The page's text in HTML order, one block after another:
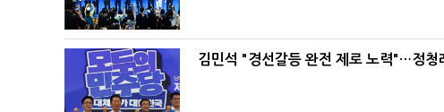
김민석 "경선갈등 완전 제로 노력"…정청